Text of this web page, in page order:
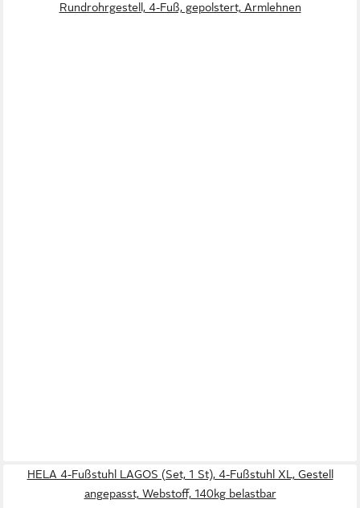
Rundrohrgestell, 4-Fuß, gepolstert, Armlehnen
HELA 4-Fußstuhl LAGOS (Set, 1 St), 4-Fußstuhl XL, Gestell
angepasst, Webstoff, 140kg belastbar